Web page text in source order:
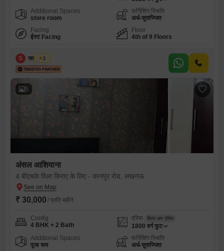
Additional Spaces
store room
फर्निशिंग स्थिति
अर्ध-सुसज्जित
Facing
ईस्ट Facing
Floor
4th of 9 Floors
S सतीश चौबे
1
5
अंसल आशियाना
4 बीएचके विला किराए के लिए - कानपुर रोड, लखनऊ
₹ 30,000 / प्रति महीने
Config
4 BHK + 2 Bath
एरिया बिल्ट-अप एरिया
1800 वर्ग फुट
Additional Spaces
पूजा रूम
फर्निशिंग स्थिति
अर्ध-सुसज्जित